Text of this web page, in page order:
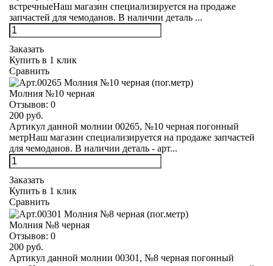
встречныеНаш магазин специализируется на продаже
запчастей для чемоданов. В наличии деталь ...
Заказать
Купить в 1 клик
Сравнить
Молния №10 черная
Отзывов: 0
200 руб.
Артикул данной молнии 00265, №10 черная погонный
метрНаш магазин специализируется на продаже запчастей
для чемоданов. В наличии деталь - арт...
Заказать
Купить в 1 клик
Сравнить
Молния №8 черная
Отзывов: 0
200 руб.
Артикул данной молнии 00301, №8 черная погонный